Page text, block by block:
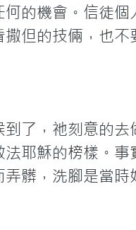
的機會。信徒
但的技倆，也
了，祂刻意的
耶穌的榜樣。
髒，洗腳是當